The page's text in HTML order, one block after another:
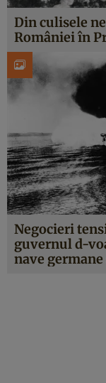
Din culisele
României în
Negocieri
guvernul d-
nave